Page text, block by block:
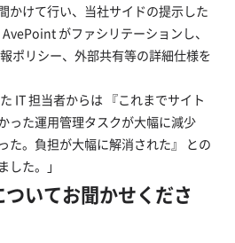
かけて行い、当社サイドの提示した
がファシリテーションし、
ポリシー、外部共有等の詳細仕様を
IT 担当者からは 『これまでサイト
った運用管理タスクが大幅に減少
た。負担が大幅に解消された』 との
した。」
いてお聞かせくださ